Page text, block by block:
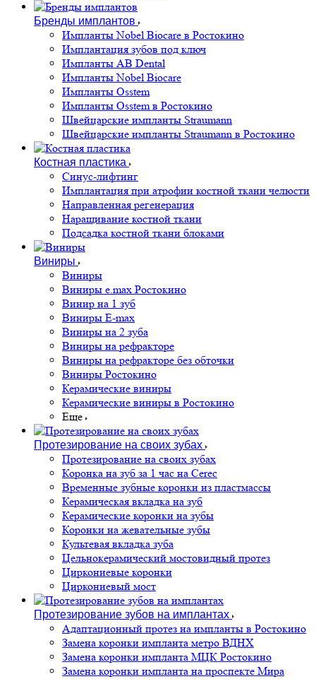
Бренды имплантов
Импланты Nobel Biocare в Ростокино
Имплантация зубов под ключ
Импланты AB Dental
Импланты Nobel Biocare
Импланты Osstem
Импланты Osstem в Ростокино
Швейцарские импланты Straumann
Швейцарские импланты Straumann в Ростокино
Костная пластика
Cинус-лифтинг
Имплантация при атрофии костной ткани челюсти
Направленная регенерация
Наращивание костной ткани
Подсадка костной ткани блоками
Виниры
Виниры
Виниры e.max Ростокино
Винир на 1 зуб
Виниры E-max
Виниры на 2 зуба
Виниры на рефракторе
Виниры на рефракторе без обточки
Виниры Ростокино
Керамические виниры
Керамические виниры в Ростокино
Еще
Протезирование на своих зубах
Протезирование на своих зубах
Коронка на зуб за 1 час на Cerec
Временные зубные коронки из пластмассы
Керамическая вкладка на зуб
Керамические коронки на зубы
Коронки на жевательные зубы
Культевая вкладка зуба
Цельнокерамический мостовидный протез
Циркониевые коронки
Циркониевый мост
Протезирование зубов на имплантах
Адаптационный протез на импланты в Ростокино
Замена коронки импланта метро ВДНХ
Замена коронки импланта МЦК Ростокино
Замена коронки импланта на проспекте Мира